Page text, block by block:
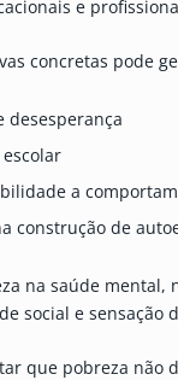
e
concretas pode
desesperança
a
construção de
na saúde
social e sensação
que pobreza não